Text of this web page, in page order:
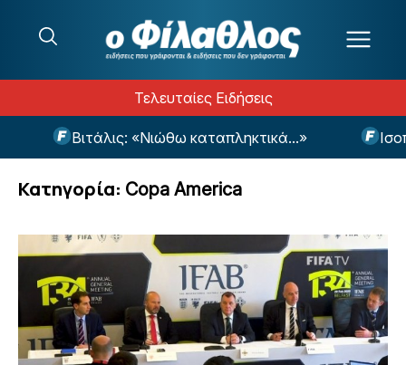
Τελευταίες Ειδήσεις
«Νιώθω καταπληκτικά...» Ισοπαλία στο
Κατηγορία: Copa America